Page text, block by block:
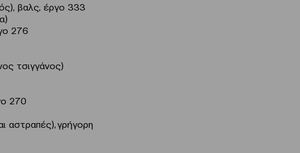
βαλς, έργο 333
276
τσιγγάνος)
270
αστραπές), γρήγορη